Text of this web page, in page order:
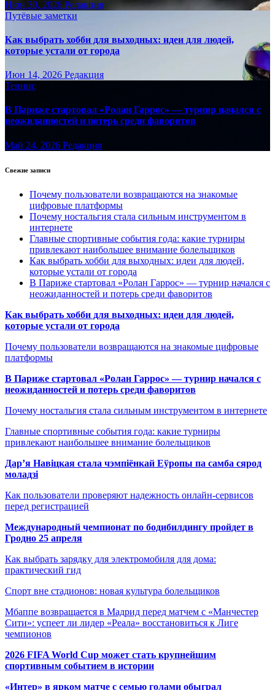
Июн 30, 2026 Редакция
Путёвые заметки
Как выбрать хобби для выходных: идеи для людей,
которые устали от города
Июн 14, 2026 Редакция
Теннис
В Париже стартовал «Ролан Гаррос» — турнир начался с
неожиданностей и потерь среди фаворитов
Май 24, 2026 Редакция
Свежие записи
Почему пользователи возвращаются на знакомые
цифровые платформы
Почему ностальгия стала сильным инструментом в
интернете
Главные спортивные события года: какие турниры
привлекают наибольшее внимание болельщиков
Как выбрать хобби для выходных: идеи для людей,
которые устали от города
В Париже стартовал «Ролан Гаррос» — турнир начался с
неожиданностей и потерь среди фаворитов
Как выбрать хобби для выходных: идеи для людей,
которые устали от города
Почему пользователи возвращаются на знакомые цифровые
платформы
В Париже стартовал «Ролан Гаррос» — турнир начался с
неожиданностей и потерь среди фаворитов
Почему ностальгия стала сильным инструментом в интернете
Главные спортивные события года: какие турниры
привлекают наибольшее внимание болельщиков
Дар’я Навіцкая стала чэмпіёнкай Еўропы па самба сярод
моладзі
Как пользователи проверяют надежность онлайн-сервисов
перед регистрацией
Международный чемпионат по бодибилдингу пройдет в
Гродно 25 апреля
Как выбрать зарядку для электромобиля для дома:
практический гид
Спорт вне стадионов: новая культура болельщиков
Мбаппе возвращается в Мадрид перед матчем с «Манчестер
Сити»: успеет ли лидер «Реала» восстановиться к Лиге
чемпионов
2026 FIFA World Cup может стать крупнейшим
спортивным событием в истории
«Интер» в ярком матче с семью голами обыграл